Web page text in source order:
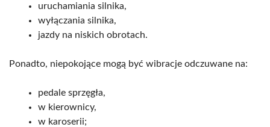
uruchamiania silnika,
wyłączania silnika,
jazdy na niskich obrotach.
Ponadto, niepokojące mogą być wibracje odczuwane na:
pedale sprzęgła,
w kierownicy,
w karoserii;